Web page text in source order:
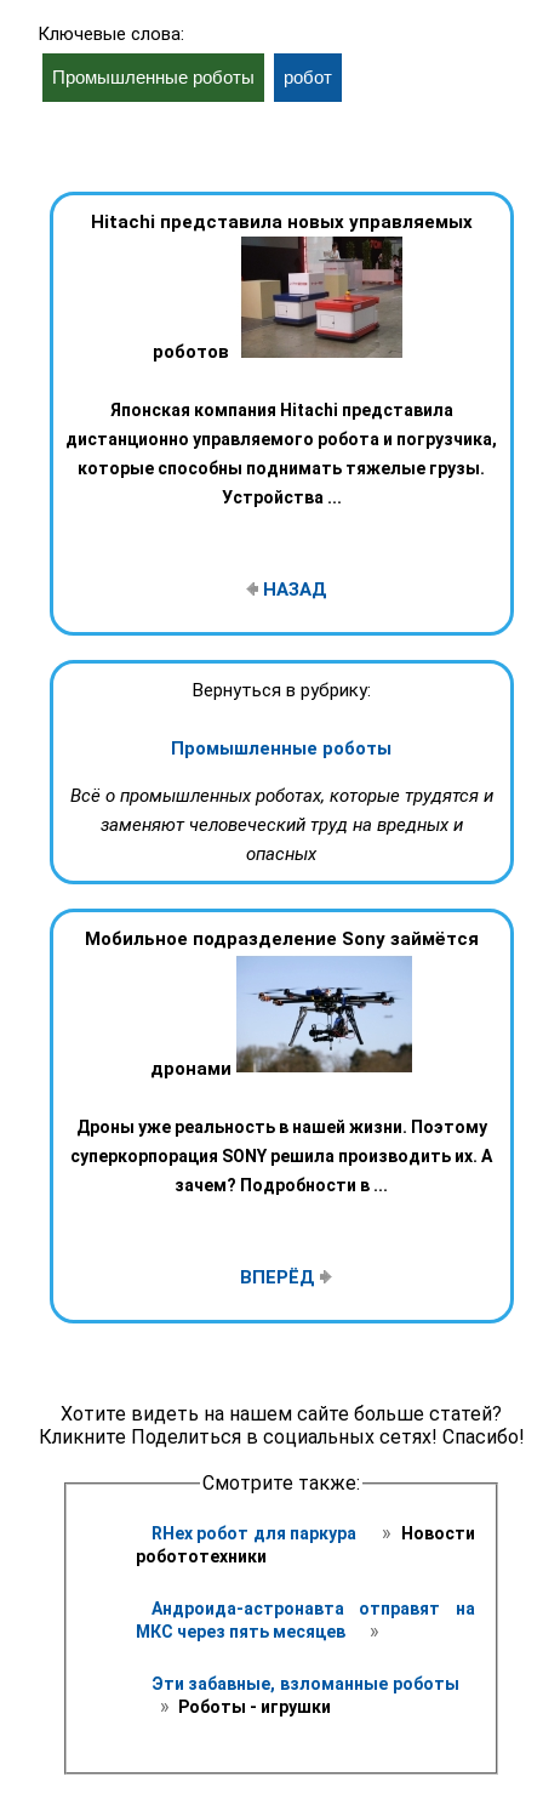
Ключевые слова:
Промышленные роботы робот
Hitachi представила новых управляемых
роботов
Японская компания Hitachi представила
дистанционно управляемого робота и погрузчика,
которые способны поднимать тяжелые грузы.
Устройства ...
НАЗАД
Вернуться в рубрику:
Промышленные роботы
Всё о промышленных роботах, которые трудятся и
заменяют человеческий труд на вредных и
опасных
Мобильное подразделение Sony займётся
дронами
Дроны уже реальность в нашей жизни. Поэтому
суперкорпорация SONY решила производить их. А
зачем? Подробности в ...
ВПЕРЁД
Хотите видеть на нашем сайте больше статей?
Кликните Поделиться в социальных сетях! Спасибо!
Смотрите также:
RHex робот для паркура »
Новости
робототехники
Андроида-астронавта отправят на
МКС через пять месяцев
»
Эти забавные, взломанные роботы
» Роботы - игрушки